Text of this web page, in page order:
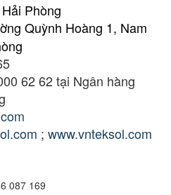
Phòng
Quỳnh Hoàng 1, Nam
62 62 tại Ngân hàng
; www.vnteksol.com
087 169